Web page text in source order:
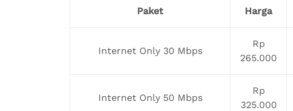
Paket Harga
Internet Only 30 Mbps
Rp
265.000
Internet Only 50 Mbps
Rp
325.000